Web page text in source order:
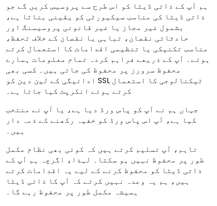
ہم آپ کے ذاتی ڈیٹا کو اس طرح سے پروسیس کریں گے جو
ذاتی ڈیٹا کی مناسب سیکیورٹی کو یقینی بناتا ہے،
بشمول غیر مجاز یا غیر قانونی پروسیسنگ اور
حادثاتی نقصان، تباہی یا نقصان کے خلاف تحفظ،
مناسب تکنیکی یا تنظیمی اقدامات کا استعمال کرتے
ہوئے۔ آپ کے ذریعے فراہم کردہ تمام معلومات ہمارے
محفوظ سرورز پر محفوظ کی جاتی ہیں۔ کسی بھی
ادائیگی کے لین دین کو SSL ٹیکنالوجی کا استعمال
کرتے ہوئے انکرپٹ کیا جاتا ہے۔
جہاں ہم نے آپ کو پاس ورڈ دیا ہے، یا آپ نے منتخب
کیا ہے، آپ اس پاس ورڈ کو خفیہ رکھنے کے ذمہ دار
ہیں۔
تاہم، آپ تسلیم کرتے ہیں کہ کوئی بھی نظام مکمل
طور پر محفوظ نہیں ہو سکتا۔ لہذا، اگرچہ ہم آپ کے
ذاتی ڈیٹا کو محفوظ کرنے کے لیے یہ اقدامات کرتے
ہیں، ہم یہ وعدہ نہیں کرتے کہ آپ کا ذاتی ڈیٹا
ہمیشہ مکمل طور پر محفوظ رہے گا۔